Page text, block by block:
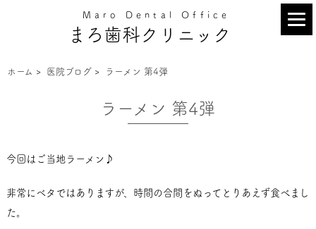
Maro Dental Office
まろ歯科クリニック
ホーム > 医院ブログ > ラーメン 第4弾
ラーメン 第4弾
今回はご当地ラーメン♪
非常にベタではありますが、時間の合間をぬってとりあえず食べまし
た。